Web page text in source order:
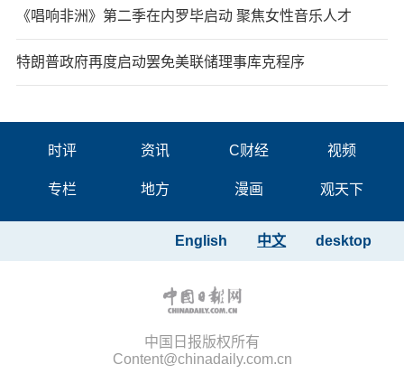
《唱响非洲》第二季在内罗毕启动 聚焦女性音乐人才
特朗普政府再度启动罢免美联储理事库克程序
时评 资讯 C财经 视频
专栏 地方 漫画 观天下
desktop
中文
English
中国日报版权所有
Content@chinadaily.com.cn